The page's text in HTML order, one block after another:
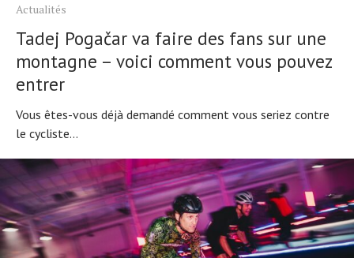
Actualités
Tadej Pogačar va faire des fans sur une
montagne – voici comment vous pouvez
entrer
Vous êtes-vous déjà demandé comment vous seriez contre
le cycliste...